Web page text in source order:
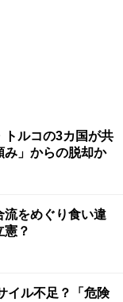
トルコの3カ国が共
」からの脱却か
をめぐり食い違
？
イル不足？「危険